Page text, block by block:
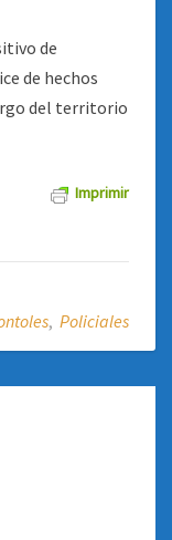
de
de hechos
del territorio
Imprimir
, Policiales